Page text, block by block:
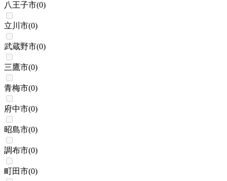
八王子市(0)
立川市(0)
武蔵野市(0)
三鷹市(0)
青梅市(0)
府中市(0)
昭島市(0)
調布市(0)
町田市(0)